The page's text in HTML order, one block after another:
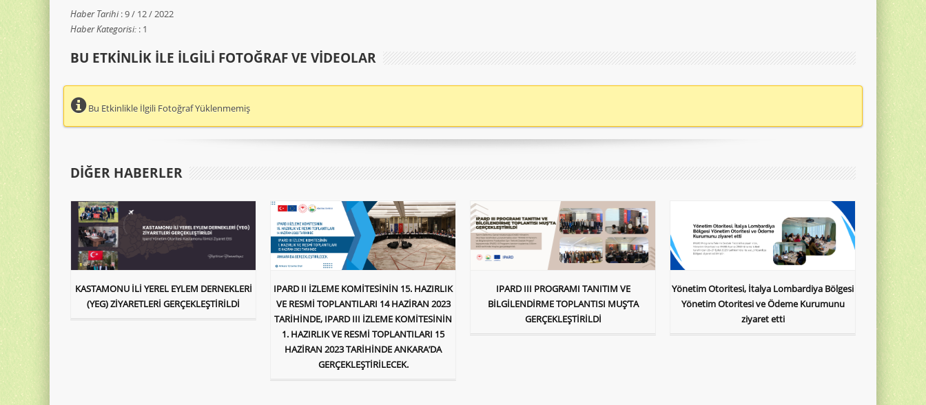
Haber Tarihi: 9 / 12 / 2022
Haber Kategorisi: : 1
BU ETKINLIK ILE İLGILI FOTOĞRAF VE VIDEOLAR
Bu Etkinlikle İlgili Fotoğraf Yüklenmemiş
DIĞER HABERLER
KASTAMONU İLİ YEREL EYLEM DERNEKLERİ
(YEG) ZİYARETLERİ GERÇEKLEŞTİRİLDİ
IPARD II İZLEME KOMİTESİNİN 15. HAZIRLIK
VE RESMİ TOPLANTILARI 14 HAZİRAN 2023
TARİHİNDE, IPARD III İZLEME KOMİTESİNİN
1. HAZIRLIK VE RESMİ TOPLANTILARI 15
HAZİRAN 2023 TARİHİNDE ANKARA’DA
GERÇEKLEŞTİRİLECEK.
IPARD III PROGRAMI TANITIM VE
BİLGİLENDİRME TOPLANTISI MUŞ’TA
GERÇEKLEŞTİRİLDİ
Yönetim Otoritesi, İtalya Lombardiya Bölgesi
Yönetim Otoritesi ve Ödeme Kurumunu
ziyaret etti